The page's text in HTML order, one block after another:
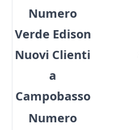
Numero
Verde Edison
Nuovi Clienti
a
Campobasso
Numero